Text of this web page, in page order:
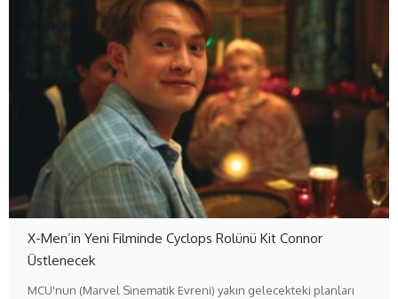
X-Men’in Yeni Filminde Cyclops Rolünü Kit Connor
Üstlenecek
MCU'nun (Marvel Sinematik Evreni) yakın gelecekteki planları